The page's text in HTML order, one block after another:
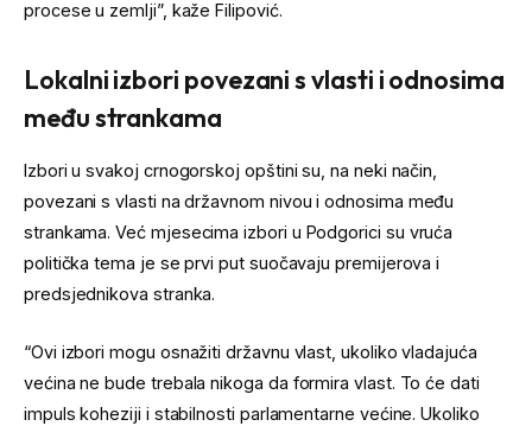
procese u zemlji”, kaže Filipović.
Lokalni izbori povezani s vlasti i odnosima
među strankama
Izbori u svakoj crnogorskoj opštini su, na neki način,
povezani s vlasti na državnom nivou i odnosima među
strankama. Već mjesecima izbori u Podgorici su vruća
politička tema je se prvi put suočavaju premijerova i
predsjednikova stranka.
“Ovi izbori mogu osnažiti državnu vlast, ukoliko vladajuća
većina ne bude trebala nikoga da formira vlast. To će dati
impuls koheziji i stabilnosti parlamentarne većine. Ukoliko